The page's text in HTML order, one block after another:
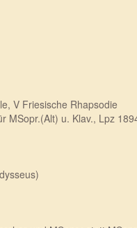
V Friesische Rhapsodie
MSopr.(Alt) u. Klav., Lpz